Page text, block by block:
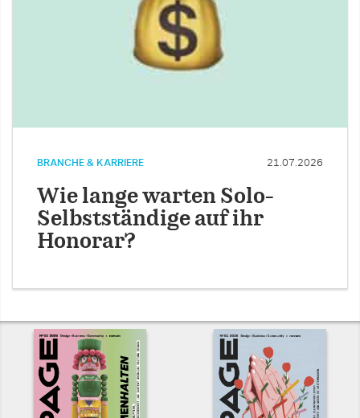
BRANCHE & KARRIERE 21.07.2026
Wie lange warten Solo-
Selbstständige auf ihr
Honorar?